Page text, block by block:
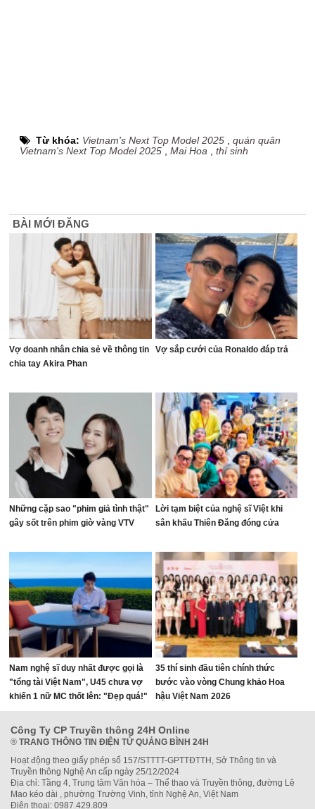
Từ khóa: Vietnam's Next Top Model 2025 ,quán quân
Vietnam's Next Top Model 2025 ,Mai Hoa ,thí sinh
BÀI MỚI ĐĂNG
Vợ doanh nhân chia sẻ về thông tin
chia tay Akira Phan
Vợ sắp cưới của Ronaldo đáp trả
Những cặp sao "phim giả tình thật"
gây sốt trên phim giờ vàng VTV
Lời tạm biệt của nghệ sĩ Việt khi
sân khấu Thiên Đăng đóng cửa
Nam nghệ sĩ duy nhất được gọi là
"tổng tài Việt Nam", U45 chưa vợ
khiến 1 nữ MC thốt lên: "Đẹp quá!"
35 thí sinh đầu tiên chính thức
bước vào vòng Chung khảo Hoa
hậu Việt Nam 2026
Công Ty CP Truyền thông 24H Online
® TRANG THÔNG TIN ĐIỆN TỬ QUẢNG BÌNH 24H
Hoạt động theo giấy phép số 157/STTTT-GPTTĐTTH, Sở Thông tin và
Truyền thông Nghệ An cấp ngày 25/12/2024
Địa chỉ: Tầng 4, Trung tâm Văn hóa – Thể thao và Truyền thông, đường Lê
Mao kéo dài , phường Trường Vinh, tỉnh Nghệ An, Việt Nam
Điện thoại: 0987.429.809